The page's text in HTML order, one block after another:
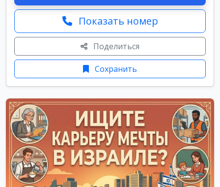
Показать номер
Поделиться
Сохранить